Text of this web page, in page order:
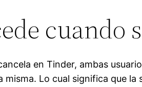
cuando
en Tinder, ambas
misma. Lo cual significa que